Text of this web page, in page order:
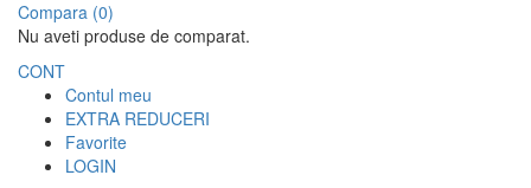
Compara (0)
Nu aveti produse de comparat.
CONT
Contul meu
EXTRA REDUCERI
Favorite
LOGIN